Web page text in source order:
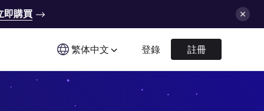
即購買
繁体中文 登錄 註冊